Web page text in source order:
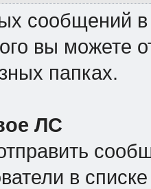
сообщений
вы можете
папках.
ЛС
в